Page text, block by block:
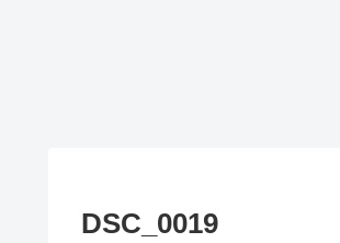
DSC_0019